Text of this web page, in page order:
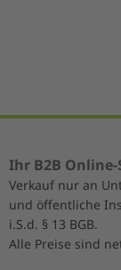
Ihr B2B Online-
Verkauf nur an
und öffentliche
i.S.d. § 13 BGB.
Alle Preise sind